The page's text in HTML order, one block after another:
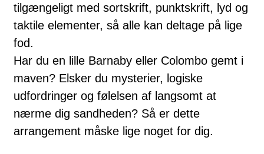
tilgængeligt med sortskrift, punktskrift, lyd og
taktile elementer, så alle kan deltage på lige
fod.
Har du en lille Barnaby eller Colombo gemt i
maven? Elsker du mysterier, logiske
udfordringer og følelsen af langsomt at
nærme dig sandheden? Så er dette
arrangement måske lige noget for dig.